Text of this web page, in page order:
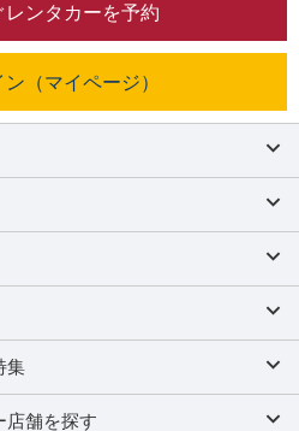
レンタカーを予約
ン（マイページ）
集
店舗を探す